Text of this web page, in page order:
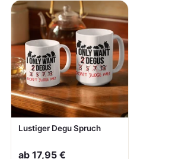
Lustiger Degu Spruch
ab 17,95 €